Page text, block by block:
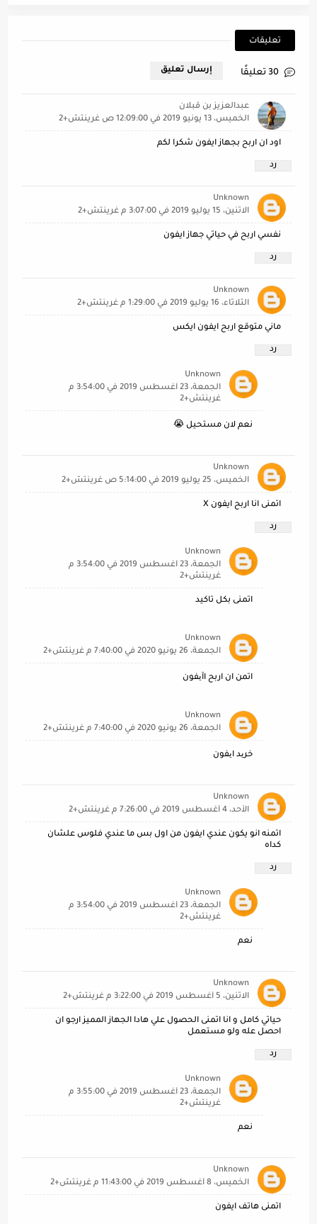
تعليقات
30 تعليقًا إرسال تعليق
عبدالعزيز بن قبلان
الخميس، 13 يونيو 2019 في 12:09:00 ص غرينتش+2
اود ان اربح بجهاز ايفون شكرا لكم
رد
Unknown
الاثنين، 15 يوليو 2019 في 3:07:00 م غرينتش+2
نفسي اربح في حياتي جهاز ايفون
رد
Unknown
الثلاثاء، 16 يوليو 2019 في 1:29:00 م غرينتش+2
ماني متوقع اربح ايفون ايكس
رد
Unknown
الجمعة، 23 أغسطس 2019 في 3:54:00 م
غرينتش+2
نعم لان مستحيل 😭
Unknown
الخميس، 25 يوليو 2019 في 5:14:00 ص غرينتش+2
اتمنى انا اربح ايفون X
رد
Unknown
الجمعة، 23 أغسطس 2019 في 3:54:00 م
غرينتش+2
اتمنى بكل تاكيد
Unknown
الجمعة، 26 يونيو 2020 في 7:40:00 م غرينتش+2
اتمن ان اربح اآیفون
Unknown
الجمعة، 26 يونيو 2020 في 7:40:00 م غرينتش+2
خرید ایفون
Unknown
الأحد، 4 أغسطس 2019 في 7:26:00 م غرينتش+2
اتمنه انو يكون عندي ايفون من اول بس ما عندي فلوس علشان
كداه
رد
Unknown
الجمعة، 23 أغسطس 2019 في 3:54:00 م
غرينتش+2
نعم
Unknown
الاثنين، 5 أغسطس 2019 في 3:22:00 م غرينتش+2
حياتي كامل و انا اتمنى الحصول علي هادا الجهاز المميز ارجو ان
احصل عله ولو مستعمل
رد
Unknown
الجمعة، 23 أغسطس 2019 في 3:55:00 م
غرينتش+2
نعم
Unknown
الخميس، 8 أغسطس 2019 في 11:43:00 م غرينتش+2
اتمنى هاتف ايفون